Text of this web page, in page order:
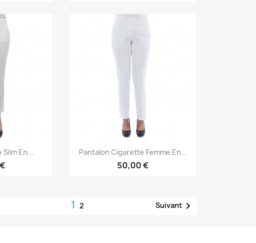
Slim En... Aperçu rapide
Pantalon Cigarette Femme En...
50,00 €
1 2 Suivant